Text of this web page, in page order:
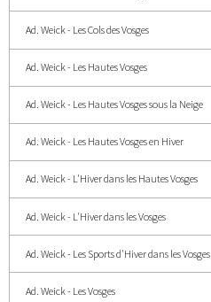
Ad. Weick - Les Cols des Vosges
Ad. Weick - Les Hautes Vosges
Ad. Weick - Les Hautes Vosges sous la Neige
Ad. Weick - Les Hautes Vosges en Hiver
Ad. Weick - L'Hiver dans les Hautes Vosges
Ad. Weick - L'Hiver dans les Vosges
Ad. Weick - Les Sports d'Hiver dans les Vosges
Ad. Weick - Les Vosges